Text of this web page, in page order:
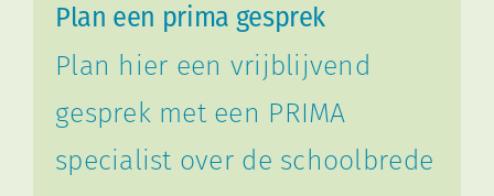
Plan een prima gesprek
Plan hier een vrijblijvend
gesprek met een PRIMA
specialist over de schoolbrede